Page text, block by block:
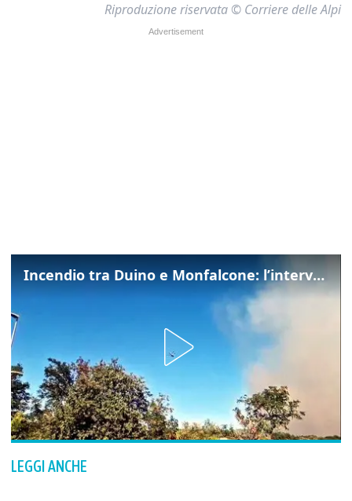
Riproduzione riservata © Corriere delle Alpi
Incendio tra Duino e Monfalcone: l’intervento dei vigili del fuoco
LEGGI ANCHE